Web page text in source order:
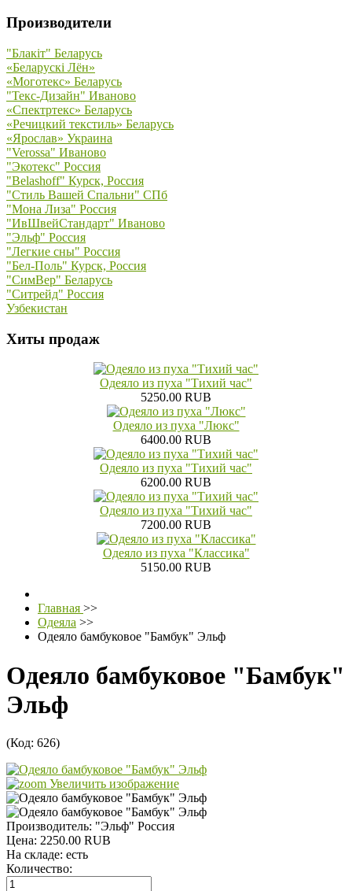
Производители
"Блакiт" Беларусь
«Беларускi Лён»
«Моготекс» Беларусь
"Текс-Дизайн" Иваново
«Спектртекс» Беларусь
«Речицкий текстиль» Беларусь
«Ярослав» Украина
"Verossa" Иваново
"Экотекс" Россия
"Belashoff" Курск, Россия
"Стиль Вашей Спальни" СПб
"Мона Лиза" Россия
"ИвШвейСтандарт" Иваново
"Эльф" Россия
"Легкие сны" Россия
"Бел-Поль" Курск, Россия
"СимВер" Беларусь
"Ситрейд" Россия
Узбекистан
Хиты продаж
Одеяло из пуха "Тихий час"
5250.00 RUB
Одеяло из пуха "Люкс"
6400.00 RUB
Одеяло из пуха "Тихий час"
6200.00 RUB
Одеяло из пуха "Тихий час"
7200.00 RUB
Одеяло из пуха "Классика"
5150.00 RUB
Главная >>
Одеяла >>
Одеяло бамбуковое "Бамбук" Эльф
Одеяло бамбуковое "Бамбук"
Эльф
(Код: 626)
Увеличить изображение
Производитель: "Эльф" Россия
Цена: 2250.00 RUB
На складе: есть
Количество: